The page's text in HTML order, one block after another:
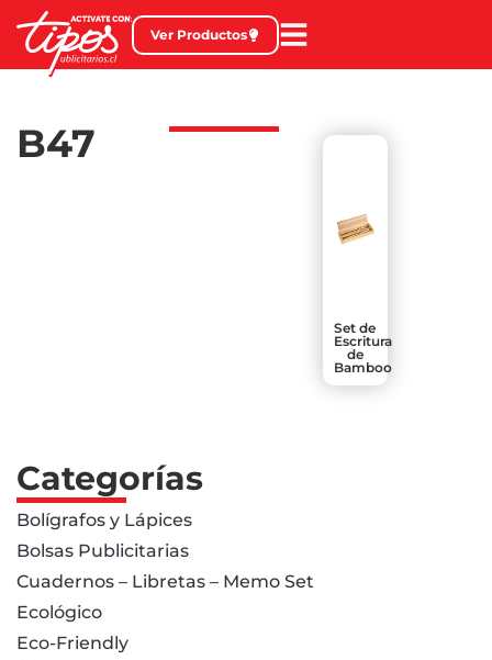
Ver Productos
B47
Set de
Escritura
de
Bamboo
Categorías
Bolígrafos y Lápices
Bolsas Publicitarias
Cuadernos – Libretas – Memo Set
Ecológico
Eco-Friendly